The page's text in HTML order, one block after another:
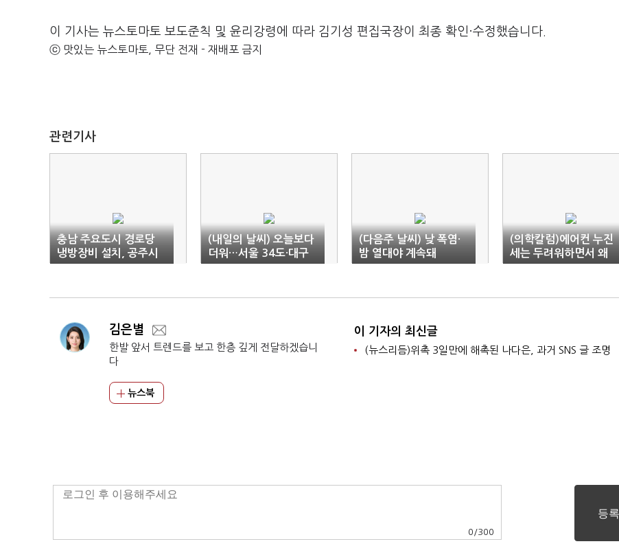
이 기사는 뉴스토마토 보도준칙 및 윤리강령에 따라 김기성 편집국장이 최종 확인·수정했습니다.
ⓒ 맛있는 뉴스토마토, 무단 전재 - 재배포 금지
관련기사
충남 주요도시 경로당
냉방장비 설치, 공주시
'꼴찌'
(내일의 날씨) 오늘보다
더워…서울 34도·대구
38도
(다음주 날씨) 낮 폭염·
밤 열대야 계속돼
(의학칼럼)에어컨 누진
세는 두려워하면서 왜
조루증 누진은 두려워하
김은별
한발 앞서 트렌드를 보고 한층 깊게 전달하겠습니
다
뉴스북
이 기자의 최신글
(뉴스리듬)위촉 3일만에 해촉된 나다은, 과거 SNS 글 조명
0 /300